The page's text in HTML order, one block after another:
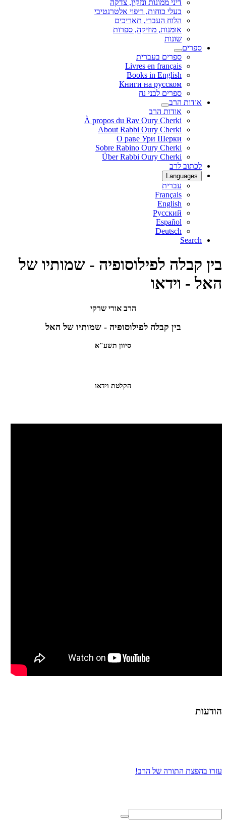
דיני ממונות ונזקין, צדקה
בעלי כוחות, ריפוי אלטרנטיבי
הלוח העברי, תאריכים
אומנות, מוזיקה, ספרות
שונות
ספרים
ספרים בעברית
Livres en français
Books in English
Книги на русском
ספרים לבני נח
אודות הרב
אודות הרב
À propos du Rav Oury Cherki
About Rabbi Oury Cherki
О раве Ури Шерки
Sobre Rabino Oury Cherki
Über Rabbi Oury Cherki
לכתוב לרב
Languages
עברית
Français
English
Русский
Español
Deutsch
Search
בין קבלה לפילוסופיה - שמותיו של
האל - וידאו
הרב אורי שרקי
בין קבלה לפילוסופיה - שמותיו של האל
סיוון תשע"א
הקלטת וידאו
הודעות
עזרו בהפצת התורה של הרב!